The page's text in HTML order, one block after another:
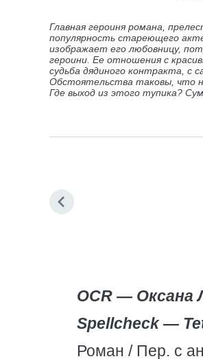
Главная героиня романа,
популярность стареющего
изображает его любовницу,
героини. Ее отношения с
судьба дядиного контракта, с
Обстоятельства таковы, что
Где выход из этого тупика?
OCR — Оксана
Spellcheck —
Роман / Пер. с